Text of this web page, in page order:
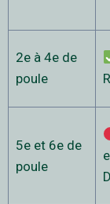
2e à 4e de
poule
5e et 6e de
poule